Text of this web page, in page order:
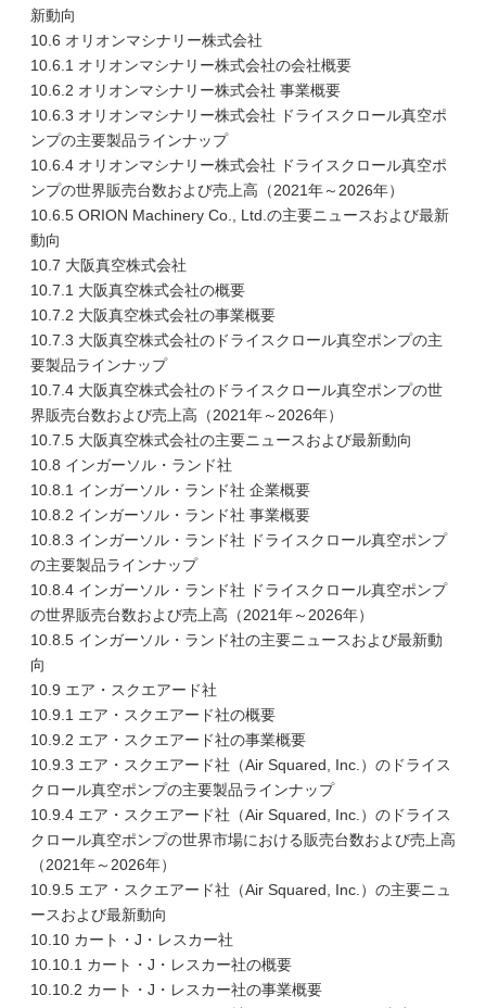
新動向
10.6 オリオンマシナリー株式会社
10.6.1 オリオンマシナリー株式会社の会社概要
10.6.2 オリオンマシナリー株式会社 事業概要
10.6.3 オリオンマシナリー株式会社 ドライスクロール真空ポ
ンプの主要製品ラインナップ
10.6.4 オリオンマシナリー株式会社 ドライスクロール真空ポ
ンプの世界販売台数および売上高（2021年～2026年）
10.6.5 ORION Machinery Co., Ltd.の主要ニュースおよび最新
動向
10.7 大阪真空株式会社
10.7.1 大阪真空株式会社の概要
10.7.2 大阪真空株式会社の事業概要
10.7.3 大阪真空株式会社のドライスクロール真空ポンプの主
要製品ラインナップ
10.7.4 大阪真空株式会社のドライスクロール真空ポンプの世
界販売台数および売上高（2021年～2026年）
10.7.5 大阪真空株式会社の主要ニュースおよび最新動向
10.8 インガーソル・ランド社
10.8.1 インガーソル・ランド社 企業概要
10.8.2 インガーソル・ランド社 事業概要
10.8.3 インガーソル・ランド社 ドライスクロール真空ポンプ
の主要製品ラインナップ
10.8.4 インガーソル・ランド社 ドライスクロール真空ポンプ
の世界販売台数および売上高（2021年～2026年）
10.8.5 インガーソル・ランド社の主要ニュースおよび最新動
向
10.9 エア・スクエアード社
10.9.1 エア・スクエアード社の概要
10.9.2 エア・スクエアード社の事業概要
10.9.3 エア・スクエアード社（Air Squared, Inc.）のドライス
クロール真空ポンプの主要製品ラインナップ
10.9.4 エア・スクエアード社（Air Squared, Inc.）のドライス
クロール真空ポンプの世界市場における販売台数および売上高
（2021年～2026年）
10.9.5 エア・スクエアード社（Air Squared, Inc.）の主要ニュ
ースおよび最新動向
10.10 カート・J・レスカー社
10.10.1 カート・J・レスカー社の概要
10.10.2 カート・J・レスカー社の事業概要